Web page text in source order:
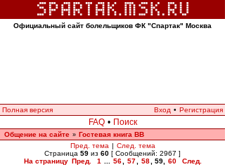
Официальный сайт болельщиков ФК "Спартак" Москва
Полная версия Вход • Регистрация
FAQ • Поиск
Общение на сайте » Гостевая книга ВВ
Пред. тема | След. тема
Страница 59 из 60 [ Сообщений: 2967 ]
На страницу Пред. 1 56 57 58 59, 60
След.